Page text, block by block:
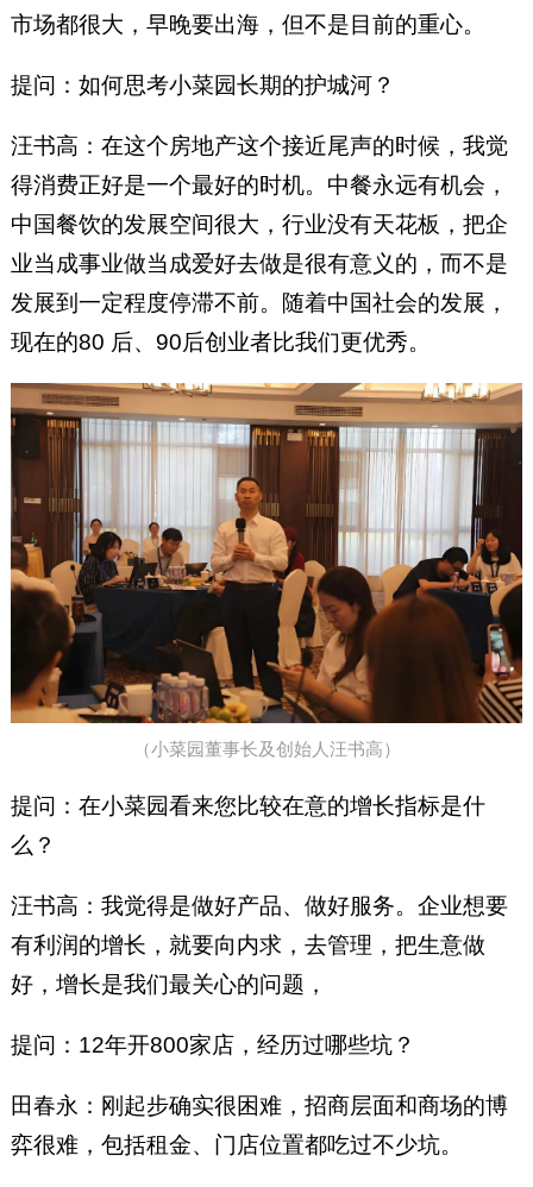
市场都很大，早晚要出海，但不是目前的重心。
提问：如何思考小菜园长期的护城河？
汪书高：在这个房地产这个接近尾声的时候，我觉
得消费正好是一个最好的时机。中餐永远有机会，
中国餐饮的发展空间很大，行业没有天花板，把企
业当成事业做当成爱好去做是很有意义的，而不是
发展到一定程度停滞不前。随着中国社会的发展，
现在的80 后、90后创业者比我们更优秀。
（小菜园董事长及创始人汪书高）
提问：在小菜园看来您比较在意的增长指标是什
么？
汪书高：我觉得是做好产品、做好服务。企业想要
有利润的增长，就要向内求，去管理，把生意做
好，增长是我们最关心的问题，
提问：12年开800家店，经历过哪些坑？
田春永：刚起步确实很困难，招商层面和商场的博
弈很难，包括租金、门店位置都吃过不少坑。